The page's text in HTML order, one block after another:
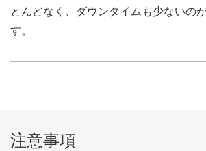
とんどなく、ダウンタイムも少ないの
す。
注意事項